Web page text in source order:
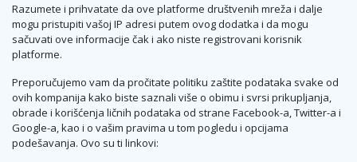
Razumete i prihvatate da ove platforme društvenih mreža i dalje
mogu pristupiti vašoj IP adresi putem ovog dodatka i da mogu
sačuvati ove informacije čak i ako niste registrovani korisnik
platforme.
Preporučujemo vam da pročitate politiku zaštite podataka svake od
ovih kompanija kako biste saznali više o obimu i svrsi prikupljanja,
obrade i korišćenja ličnih podataka od strane Facebook-a, Twitter-a i
Google-a, kao i o vašim pravima u tom pogledu i opcijama
podešavanja. Ovo su ti linkovi: